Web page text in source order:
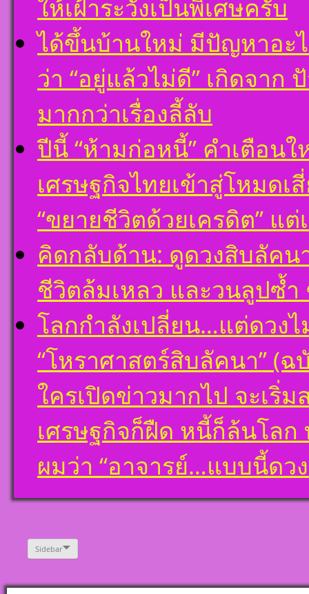
ให้เฝ้าระวังเป็นพิเศษครับ
ได้ขึ้นบ้านใหม่ มีปัญหาอะ
ว่า “อยู่แล้วไม่ดี” เกิดจาก
มากกว่าเรื่องลี้ลับ
ปีนี้ “ห้ามก่อหนี้” คำเตือน
เศรษฐกิจไทยเข้าสู่โหมดเ
“ขยายชีวิตด้วยเครดิต” แ
คิดกลับด้าน: ดูดวงสิบลัคน
ชีวิตล้มเหลว และวนลูปซ้ำ
โลกกำลังเปลี่ยน…แต่ดวง
“โหราศาสตร์สิบลัคนา” (
ใครเปิดข่าวมากไป จะเริ่
เศรษฐกิจก็ฝืด หนี้ก็ล้นโล
ผมว่า “อาจารย์…แบบนี้ดว
Sidebar